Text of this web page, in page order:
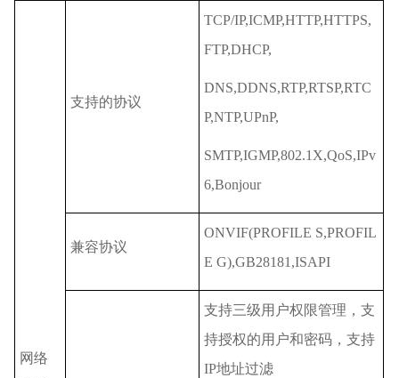
网络
支持的协议
TCP/IP,ICMP,HTTP,HTTPS,
FTP,DHCP,
DNS,DDNS,RTP,RTSP,RTC
P,NTP,UPnP,
SMTP,IGMP,802.1X,QoS,IPv
6,Bonjour
兼容协议
ONVIF(PROFILE S,PROFIL
E G),GB28181,ISAPI
支持三级用户权限管理，支
持授权的用户和密码，支持
IP地址过滤